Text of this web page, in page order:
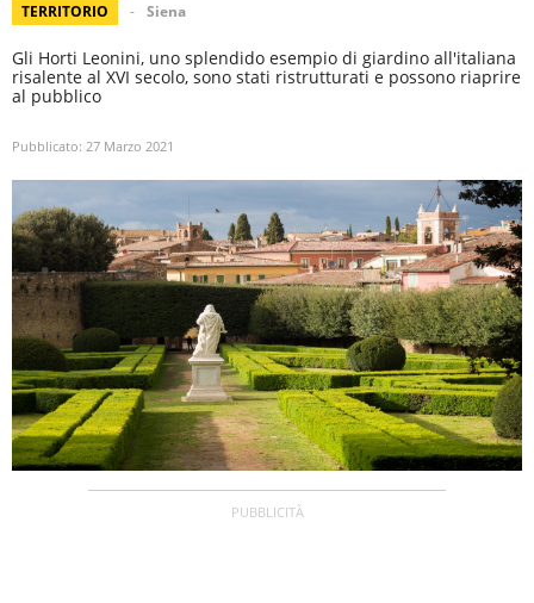
TERRITORIO Siena
Gli Horti Leonini, uno splendido esempio di giardino all'italiana
risalente al XVI secolo, sono stati ristrutturati e possono riaprire
al pubblico
Pubblicato: 27 Marzo 2021